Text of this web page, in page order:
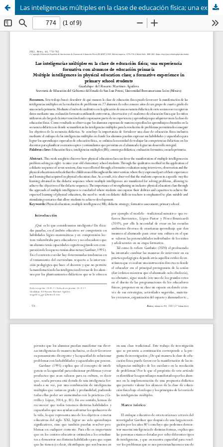
Las inteligencias múltiples en la clase de educación física; una experiencia formativa con alumnos de educación primaria (Multiple intelligences in physical education class; a formative experience in primary school students)